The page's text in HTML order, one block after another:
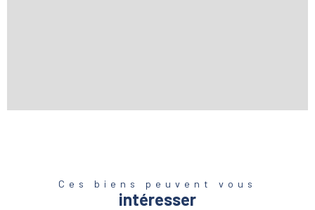
Ces biens peuvent vous
intéresser